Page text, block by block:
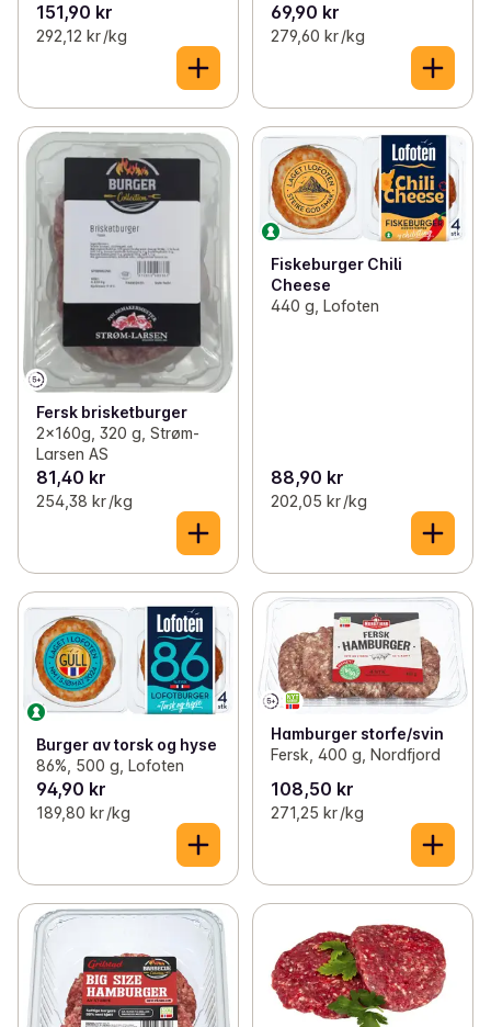
151,90 kr
292,12 kr /kg
69,90 kr
279,60 kr /kg
Fersk brisketburger
2x160g, 320 g, Strøm-
Larsen AS
81,40 kr
254,38 kr /kg
Fiskeburger Chili
Cheese
440 g, Lofoten
88,90 kr
202,05 kr /kg
Burger av torsk og hyse
86%, 500 g, Lofoten
94,90 kr
189,80 kr /kg
Hamburger storfe/svin
Fersk, 400 g, Nordfjord
108,50 kr
271,25 kr /kg